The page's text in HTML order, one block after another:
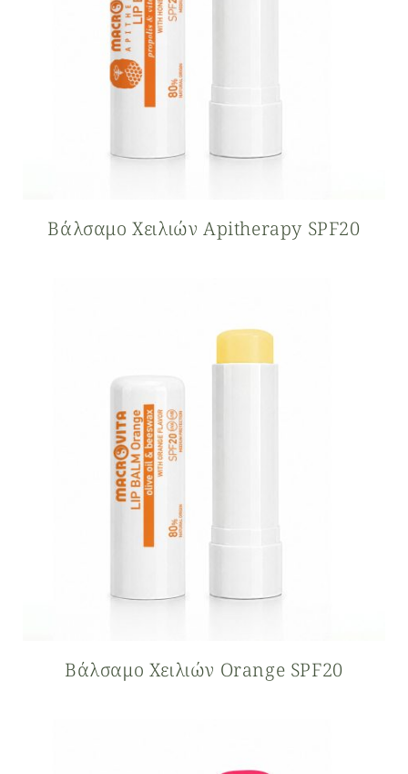
Βάλσαμο Xειλιών Apitherapy SPF20
Βάλσαμο Xειλιών Orange SPF20